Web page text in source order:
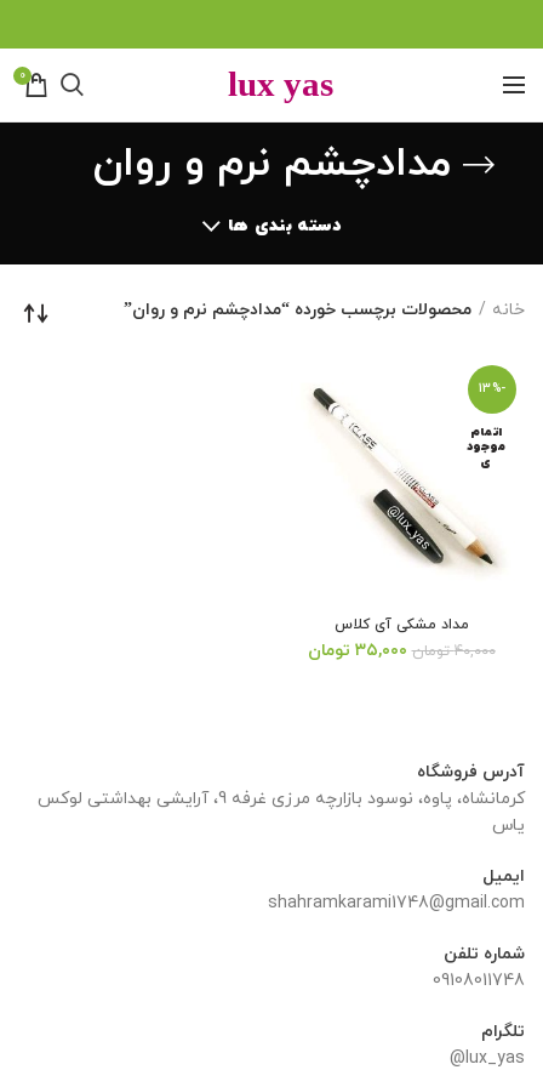
0
مدادچشم نرم و روان
دسته بندی ها
خانه محصولات برچسب خورده “مدادچشم نرم و روان”
-13%
اتمام
موجود
ی
مداد مشکی آی کلاس
۴۰,۰۰۰ تومان قیمت
۳۵,۰۰۰ تومان
آدرس فروشگاه
کرمانشاه، پاوه، نوسود بازارچه مرزی غرفه 9، آرایشی بهداشتی لوکس
یاس
ایمیل
shahramkarami1748@gmail.com
شماره تلفن
09108011748
تلگرام
lux_yas@